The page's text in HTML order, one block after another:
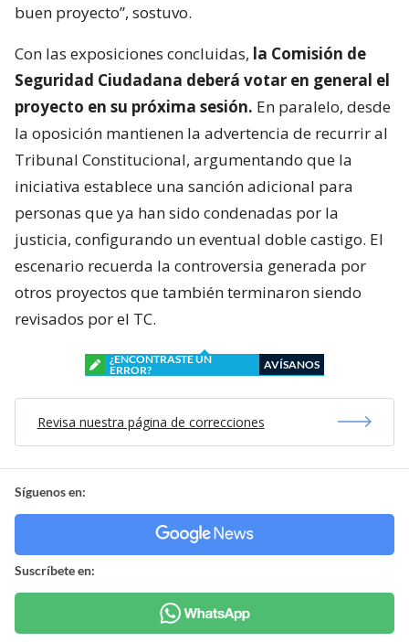
buen proyecto”, sostuvo.
Con las exposiciones concluidas, la Comisión de
Seguridad Ciudadana deberá votar en general el
proyecto en su próxima sesión. En paralelo, desde
la oposición mantienen la advertencia de recurrir al
Tribunal Constitucional, argumentando que la
iniciativa establece una sanción adicional para
personas que ya han sido condenadas por la
justicia, configurando un eventual doble castigo. El
escenario recuerda la controversia generada por
otros proyectos que también terminaron siendo
revisados por el TC.
¿ENCONTRASTE UN
ERROR?
AVÍSANOS
Revisa nuestra página de correcciones
Síguenos en:
Suscríbete en: